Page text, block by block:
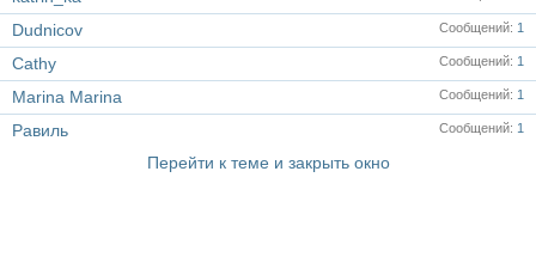
Сообщений 1
Dudnicov
Сообщений 1
Cathy
Сообщений 1
Marina Marina
Сообщений 1
Равиль
Перейти к теме и закрыть окно